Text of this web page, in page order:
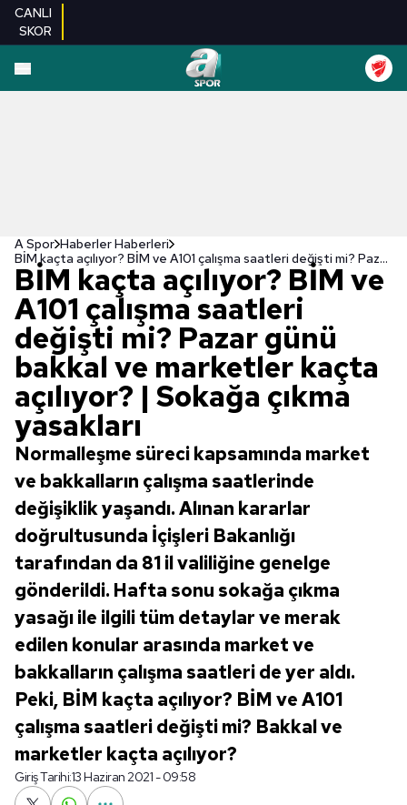
CANLI
SKOR
A Spor Haberler Haberleri
BİM kaçta açılıyor? BİM ve A101 çalışma saatleri değişti mi? Pazar günü bakkal ve marketler kaçta açılıyor? | Sokağa çıkma yasakları
BİM kaçta açılıyor? BİM ve
A101 çalışma saatleri
değişti mi? Pazar günü
bakkal ve marketler kaçta
açılıyor? | Sokağa çıkma
yasakları
Normalleşme süreci kapsamında market
ve bakkalların çalışma saatlerinde
değişiklik yaşandı. Alınan kararlar
doğrultusunda İçişleri Bakanlığı
tarafından da 81 il valiliğine genelge
gönderildi. Hafta sonu sokağa çıkma
yasağı ile ilgili tüm detaylar ve merak
edilen konular arasında market ve
bakkalların çalışma saatleri de yer aldı.
Peki, BİM kaçta açılıyor? BİM ve A101
çalışma saatleri değişti mi? Bakkal ve
marketler kaçta açılıyor?
Giriş Tarihi:13 Haziran 2021 - 09:58